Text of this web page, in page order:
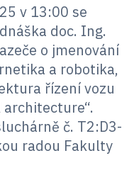
v 13:00 se
doc. Ing.
o jmenování
a robotika,
řízení vozu
č. T2:D3-
radou Fakulty